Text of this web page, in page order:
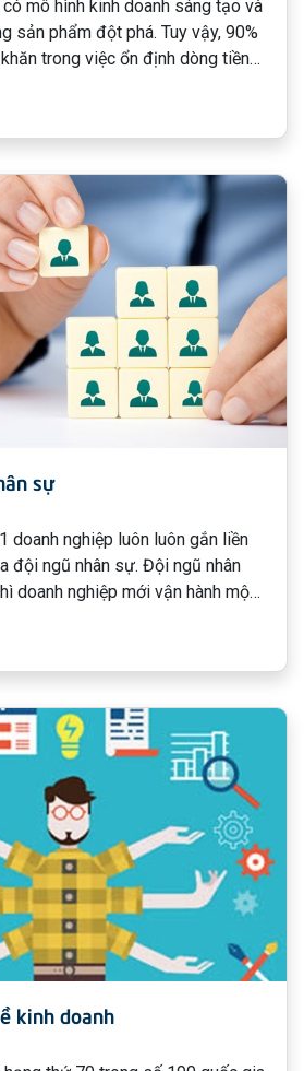
mô hình kinh doanh sáng tạo và
sản phẩm đột phá. Tuy vậy, 90%
trong việc ổn định dòng tiền
sự
doanh nghiệp luôn luôn gắn liền
đội ngũ nhân sự. Đội ngũ nhân
doanh nghiệp mới vận hành một
léo mềm mại, vừa nguyên
để dẫn dắt và “giữ chân”
kinh doanh